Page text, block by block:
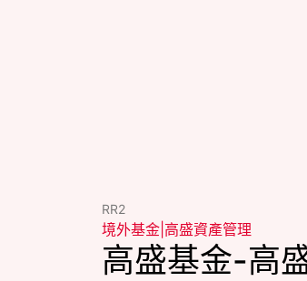
RR2
境外基金 高盛資產管理
高盛基金-高